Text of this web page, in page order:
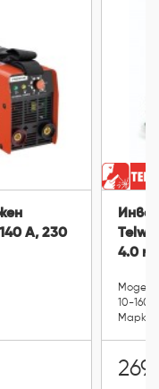
A, 230
4.0
Модел:
10-160
Марка:
269.